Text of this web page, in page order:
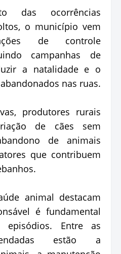
das ocorrências
o município vem
de controle
campanhas de
a natalidade e o
nas ruas.
produtores rurais
de cães sem
de animais
que contribuem
animal destacam
é fundamental
episódios. Entre as
estão a